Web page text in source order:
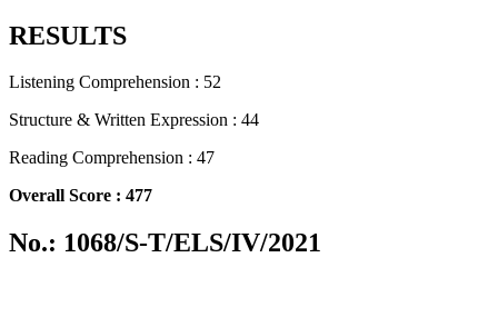
RESULTS
Listening Comprehension : 52
Structure & Written Expression : 44
Reading Comprehension : 47
Overall Score : 477
No.: 1068/S-T/ELS/IV/2021